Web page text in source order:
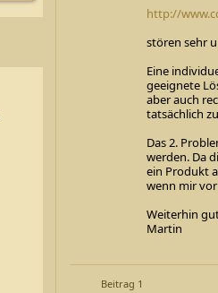
http://
stören sehr
Eine
geeignete
aber auch
tatsächlich
Das 2.
werden. Da
ein Produkt
wenn mir
Weiterhin
Martin
Beitrag 1